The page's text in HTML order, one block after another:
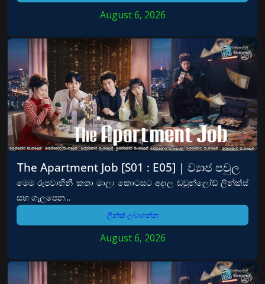
August 6, 2026
The Apartment Job [S01 : E05] | ව්‍යාජ පවුල
මෙම රුපවාහිනී කතා මාලා කොටසට අදාල ඩවුන්ලෝඩ් ලින්ක්ස්
සහ ගැලපෙන...
ලින්ක් ලබාගන්න
August 6, 2026